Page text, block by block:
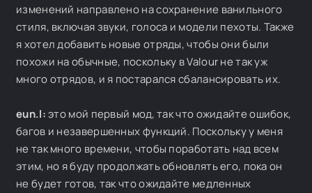
изменений направлено на сохранение ванильного
стиля, включая звуки, голоса и модели пехоты. Также
я хотел добавить новые отряды, чтобы они были
похожи на обычные, поскольку в Valour не так уж
много отрядов, и я постарался сбалансировать их.
eun.l:это мой первый мод, так что ожидайте ошибок,
багов и незавершенных функций. Поскольку у меня
не так много времени, чтобы поработать над всем
этим, но я буду продолжать обновлять его, пока он
не будет готов, так что ожидайте медленных